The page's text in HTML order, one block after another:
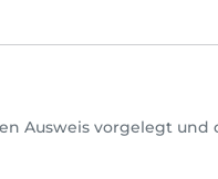
Ausweis vorgelegt und